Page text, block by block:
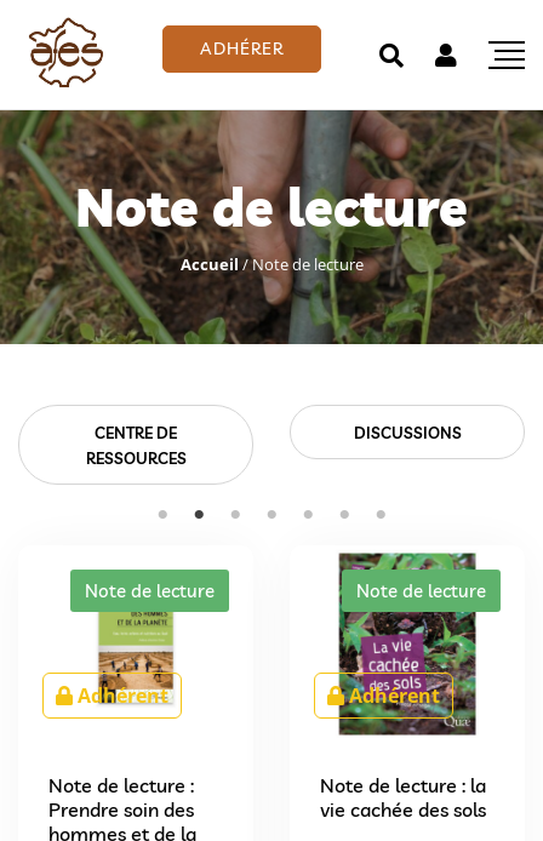
ADHÉRER
Note de lecture
Accueil/Note de lecture
DISCUSSIONS EMPLOIS
Note de lecture
Adhérent
Note de lecture :
Prendre soin des
hommes et de la
Note de lecture
Adhérent
Note de lecture : la
vie cachée des sols